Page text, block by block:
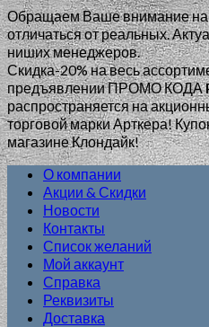
Обращаем Ваше внимание на
отличаться от реальных.
ниших менеджеров.
Скидка-20% на весь
предъявлении ПРОМО КОДА
распространяется на
торговой марки Арткера!
магазине Клондайк!
О компании
Акции & Скидки
Новости
Контакты
Список желаний
Мой аккаунт
Справка
Реквизиты
Доставка